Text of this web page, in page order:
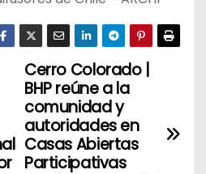
Cerro Colorado |
BHP reúne a la
comunidad y
autoridades en
Casas Abiertas
Participativas